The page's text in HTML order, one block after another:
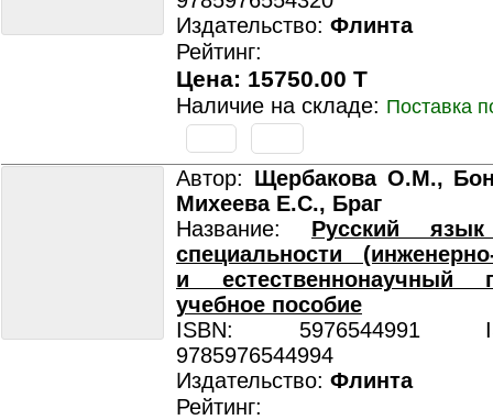
Издательство: Флинта
Рейтинг:
Цена: 15750.00 T
Наличие на складе: Поставка
Автор: Щербакова О.М.,
Михеева Е.С., Браг
Название: Русский
специальности
и
учебное пособие
ISBN: 5976544991
9785976544994
Издательство: Флинта
Рейтинг: